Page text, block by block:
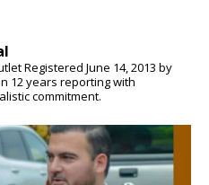
Registered June 14, 2013 by
12 years reporting with
commitment.